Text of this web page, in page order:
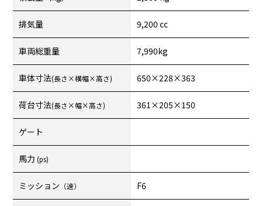
排気量 9,200 cc
車両総重量 7,990kg
車体寸法(長さ×横幅×高さ) 650×228×363
荷台寸法(長さ×幅×高さ) 361×205×150
ゲート
馬力 (ps)
ミッション （速） F6